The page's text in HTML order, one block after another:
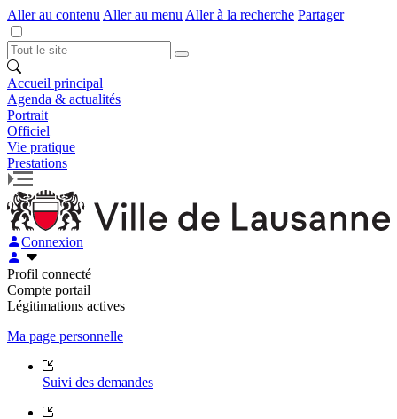
Aller au contenu Aller au menu Aller à la recherche Partager
Accueil principal
Agenda & actualités
Portrait
Officiel
Vie pratique
Prestations
Connexion
Profil connecté
Compte portail
Légitimations actives
Ma page personnelle
Suivi des demandes